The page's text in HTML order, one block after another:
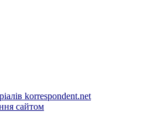
korrespondent.net
сайтом